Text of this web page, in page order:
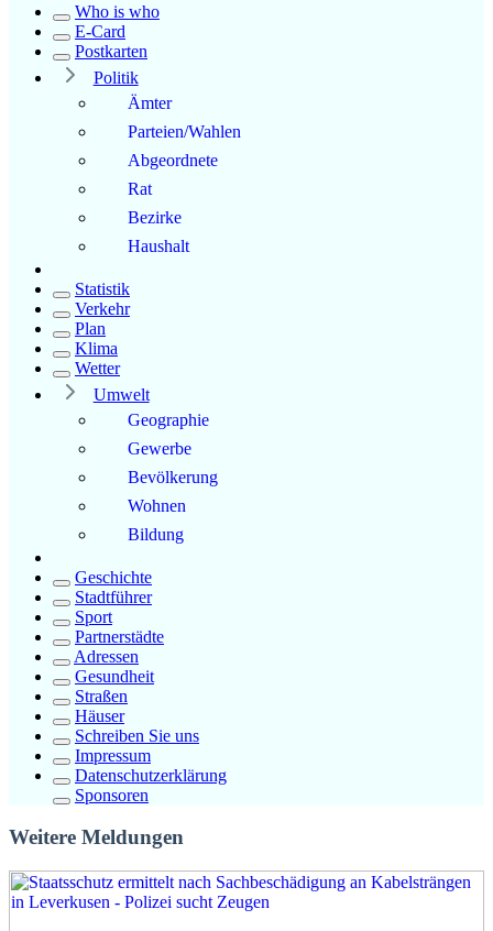
Who is who
E-Card
Postkarten
Politik
Ämter
Parteien/Wahlen
Abgeordnete
Rat
Bezirke
Haushalt
Statistik
Verkehr
Plan
Klima
Wetter
Umwelt
Geographie
Gewerbe
Bevölkerung
Wohnen
Bildung
Geschichte
Stadtführer
Sport
Partnerstädte
Adressen
Gesundheit
Straßen
Häuser
Schreiben Sie uns
Impressum
Datenschutzerklärung
Sponsoren
Weitere Meldungen